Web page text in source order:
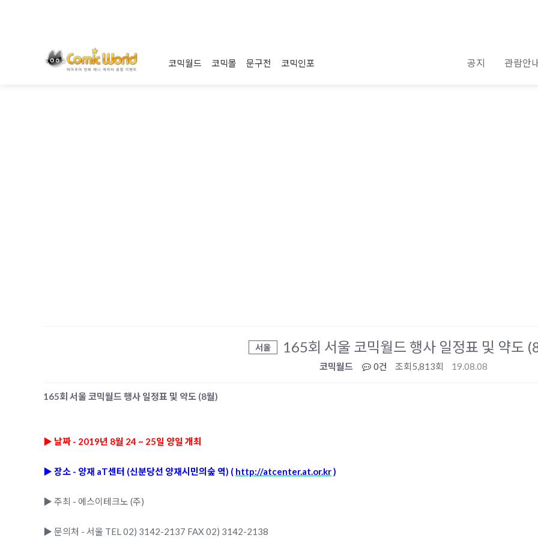
코믹월드 코믹몰 문구전 코믹인포 공지 관람안
서울 165회 서울 코믹월드 행사 일정표 및 약도
코믹월드 0건 조회5,813회 19.08.08
165회 서울 코믹월드 행사 일정표 및 약도 (8월)
▶ 날짜 - 2019년 8월 24 ~ 25일 양일 개최
▶ 장소 - 양재 aT센터 (신분당선 양재시민의숲 역) ( http://atcenter.at.or.kr)
▶ 주최 - 에스이테크노 (주)
▶ 문의처 - 서울 TEL 02) 3142-2137 FAX 02) 3142-2138